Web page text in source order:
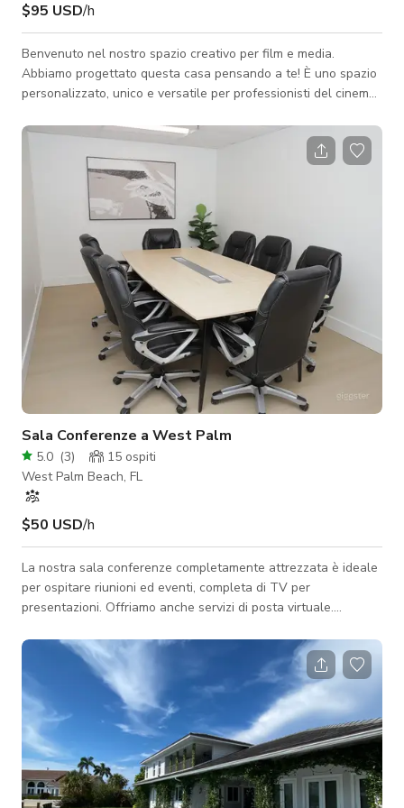
$95 USD/h
Benvenuto nel nostro spazio creativo per film e media.
Abbiamo progettato questa casa pensando a te! È uno spazio
personalizzato, unico e versatile per professionisti del cinema
che apprezzano sia la facilità che il fascino della nostra
proprietà. Con un lotto di 52.000 piedi quadrati, c'è molto
spazio per allestire attrezzature, parcheggiare veicoli e van di
produzione, ospitare catering o semplicemente godersi l'ampio
Sala Conferenze a West Palm
5.0 (3) 15 ospiti
West Palm Beach, FL
$50 USD/h
La nostra sala conferenze completamente attrezzata è ideale
per ospitare riunioni ed eventi, completa di TV per
presentazioni. Offriamo anche servizi di posta virtuale.
produttività, il nostro spazio innovativo è dove la tua azienda
può crescere e le tue idee possono volare.